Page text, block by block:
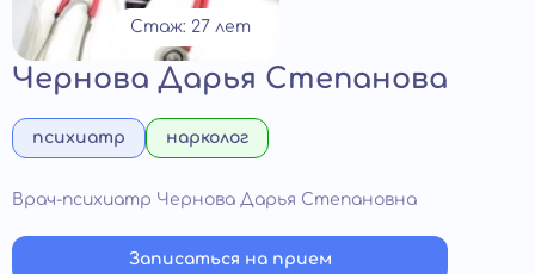
Стаж: 27 лет
Чернова Дарья Степанова
психиатр нарколог
Врач-психиатр Чернова Дарья Степановна
Записаться на прием